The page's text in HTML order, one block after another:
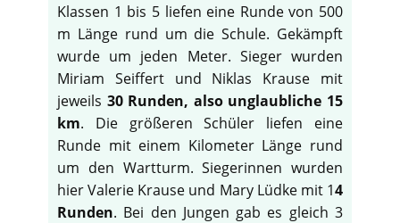
Klassen 1 bis 5 liefen eine Runde von 500
m Länge rund um die Schule. Gekämpft
wurde um jeden Meter. Sieger wurden
Miriam Seiffert und Niklas Krause mit
jeweils 30 Runden, also unglaubliche 15
km. Die größeren Schüler liefen eine
Runde mit einem Kilometer Länge rund
um den Wartturm. Siegerinnen wurden
hier Valerie Krause und Mary Lüdke mit 14
Runden. Bei den Jungen gab es gleich 3